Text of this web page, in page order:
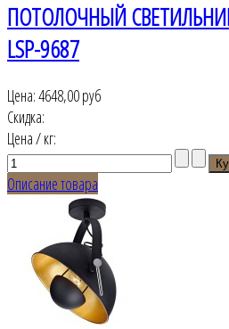
ПОТОЛОЧНЫЙ СВЕТИЛЬНИК
LSP-9687
Цена:4648,00 руб
Скидка:
Цена / кг:
Описание товара